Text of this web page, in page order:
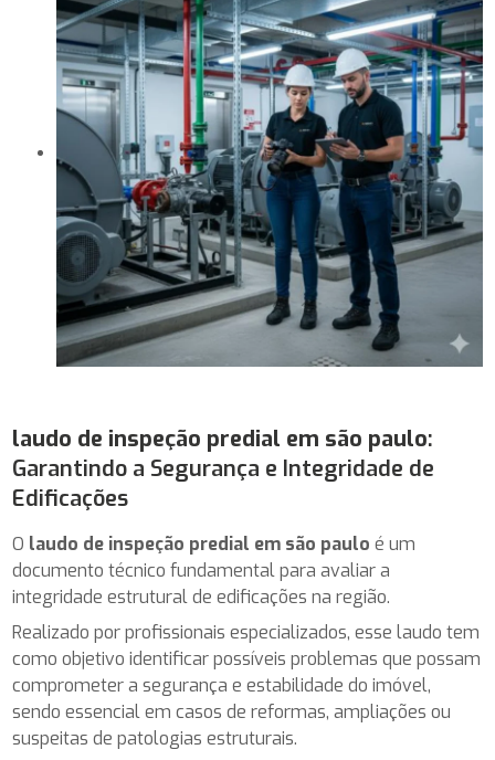
laudo de inspeção predial em são paulo:
Garantindo a Segurança e Integridade de
Edificações
O laudo de inspeção predial em são paulo é um
documento técnico fundamental para avaliar a
integridade estrutural de edificações na região.
Realizado por profissionais especializados, esse laudo tem
como objetivo identificar possíveis problemas que possam
comprometer a segurança e estabilidade do imóvel,
sendo essencial em casos de reformas, ampliações ou
suspeitas de patologias estruturais.